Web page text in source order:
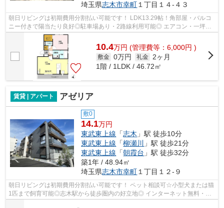
埼玉県志木市幸町１丁目１４-４３
朝日リビングは初期費用分割払い可能です！ LDK13.29帖！角部屋・バルコ
ニー付きで陽当たり良好◎駐車場あり・2路線利用可能◎ エアコン・一坪浴
室・浴室乾燥機・ウォークインクローゼッ...
10.4万円 (管理費等：6,000円 )
敷金 0万円 礼金
2ヶ月
1階 / 1LDK / 46.72㎡
賃貸 | アパート アゼリア
敷0
14.1万円
東武東上線 「志木 」駅 徒歩10分
東武東上線 「柳瀬川
」駅 徒歩21分
東武東上線 「朝霞台 」駅 徒歩32分
築1年 / 48.94㎡
埼玉県志木市幸町１丁目１２-９
朝日リビングは初期費用分割払い可能です！ ペット相談可☆小型犬または猫
1匹まで飼育可能◎志木駅から徒歩圏内の好立地◎ インターネット無料・オ